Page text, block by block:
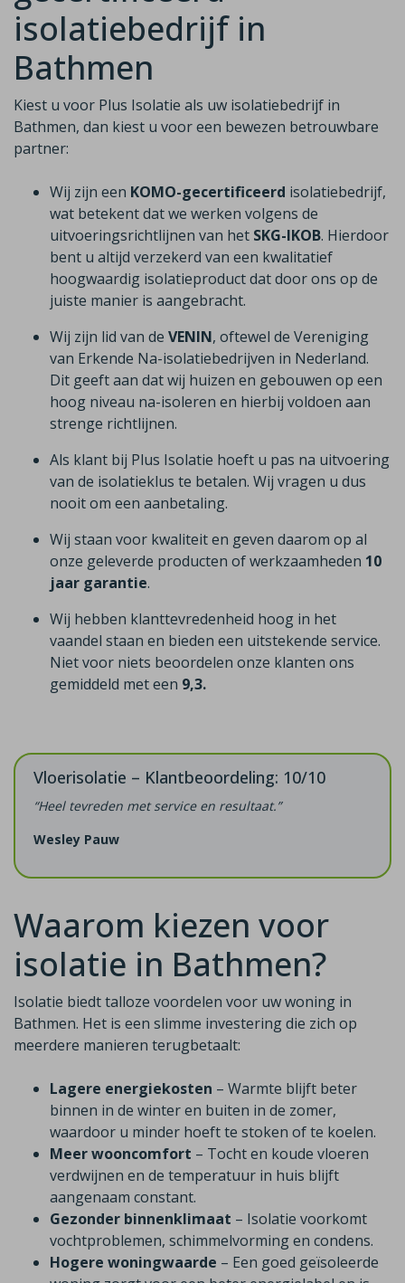
isolatiebedrijf in
Bathmen
Kiest u voor Plus Isolatie als uw isolatiebedrijf in
Bathmen, dan kiest u voor een bewezen betrouwbare
partner:
Wij zijn een KOMO-gecertificeerd isolatiebedrijf,
wat betekent dat we werken volgens de
uitvoeringsrichtlijnen van het SKG-IKOB. Hierdoor
bent u altijd verzekerd van een kwalitatief
hoogwaardig isolatieproduct dat door ons op de
juiste manier is aangebracht.
Wij zijn lid van de VENIN, oftewel de Vereniging
van Erkende Na-isolatiebedrijven in Nederland.
Dit geeft aan dat wij huizen en gebouwen op een
hoog niveau na-isoleren en hierbij voldoen aan
strenge richtlijnen.
Als klant bij Plus Isolatie hoeft u pas na uitvoering
van de isolatieklus te betalen. Wij vragen u dus
nooit om een aanbetaling.
Wij staan voor kwaliteit en geven daarom op al
onze geleverde producten of werkzaamheden 10
jaar garantie.
Wij hebben klanttevredenheid hoog in het
vaandel staan en bieden een uitstekende service.
Niet voor niets beoordelen onze klanten ons
gemiddeld met een 9,3.
Vloerisolatie – Klantbeoordeling: 10/10
“Heel tevreden met service en resultaat.”
Wesley Pauw
Waarom kiezen voor
isolatie in Bathmen?
Isolatie biedt talloze voordelen voor uw woning in
Bathmen. Het is een slimme investering die zich op
meerdere manieren terugbetaalt:
Lagere energiekosten – Warmte blijft beter
binnen in de winter en buiten in de zomer,
waardoor u minder hoeft te stoken of te koelen.
Meer wooncomfort – Tocht en koude vloeren
verdwijnen en de temperatuur in huis blijft
aangenaam constant.
Gezonder binnenklimaat – Isolatie voorkomt
vochtproblemen, schimmelvorming en condens.
Hogere woningwaarde – Een goed geïsoleerde